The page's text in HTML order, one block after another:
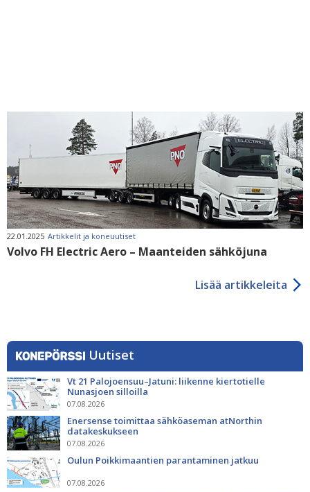
22.01.2025 Artikkelit ja koneuutiset
Volvo FH Electric Aero – Maanteiden sähköjuna
Lisää artikkeleita
Uutiset
Vt 21 Palojoensuu–Jatuni: liikenne kiertotielle
Nunasjoen silloilla
07.08.2026
Enersense toimittaa sähköaseman atNorthin
datakeskukseen
07.08.2026
Oulun Poikkimaantien parantaminen jatkuu
07.08.2026